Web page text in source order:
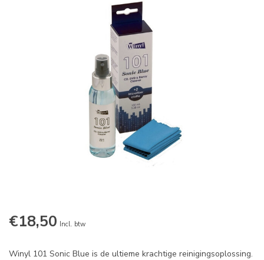
€18,50 Incl. btw
Winyl 101 Sonic Blue is de ultieme krachtige reinigingsoplossing.